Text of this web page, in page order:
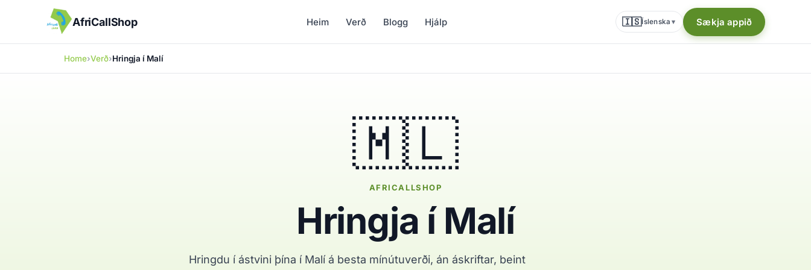
AfriCallShop Heim Verð Blogg Hjálp 🇮🇸Íslenska ▾ Sækja appið
Home Verð Hringja í Malí
🇲🇱
AFRICALLSHOP
Hringja í Malí
Hringdu í ástvini þína í Malí á besta mínútuverði, án áskriftar, beint